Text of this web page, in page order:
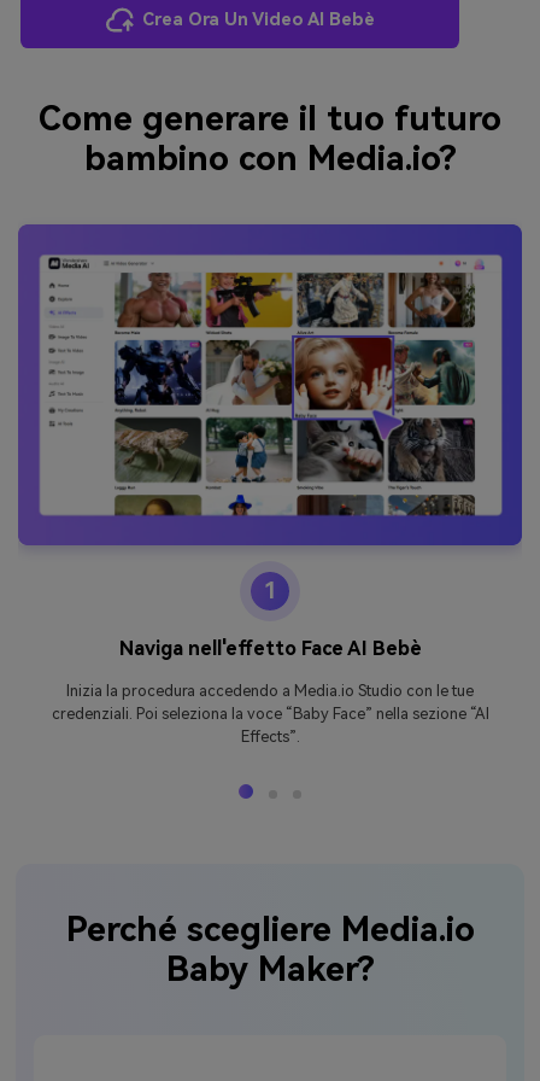
Crea Ora Un Video AI Bebè
Come generare il tuo futuro
bambino con Media.io?
1
Naviga nell'effetto Face AI Bebè
Inizia la procedura accedendo a Media.io Studio con le tue
credenziali. Poi seleziona la voce “Baby Face” nella sezione “AI
Effects”.
Perché scegliere Media.io
Baby Maker?